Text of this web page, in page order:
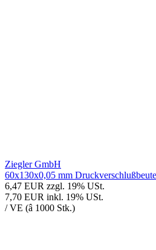
Ziegler GmbH
60x130x0,05 mm
6,47 EUR zzgl. 19% USt.
7,70 EUR inkl. 19% USt.
/ VE (â 1000 Stk.)